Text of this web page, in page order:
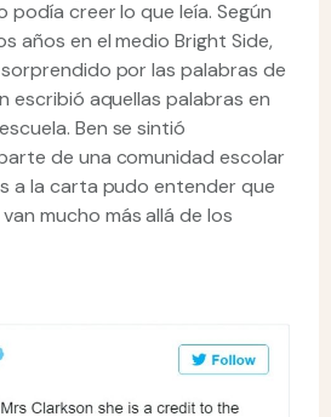
podía creer lo que leía. Según
años en el medio Bright Side,
por las palabras de
escribió aquellas palabras en
Ben se sintió
de una comunidad escolar
a la carta pudo entender que
mucho más allá de los